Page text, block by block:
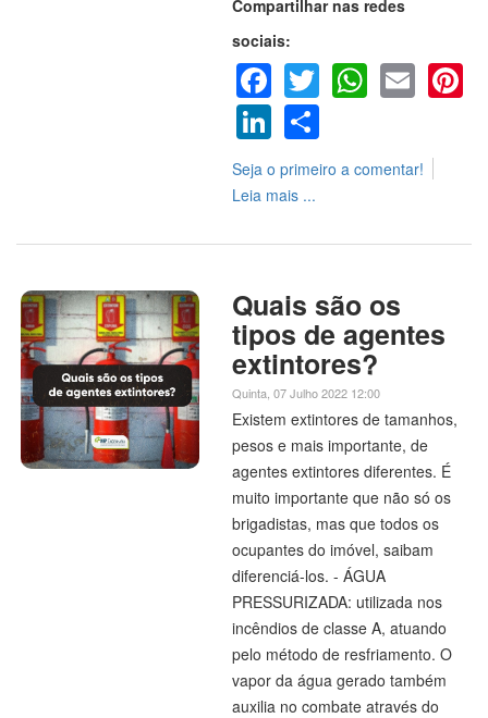
Compartilhar nas redes
sociais:
Facebook
Twitter
LinkedIn
Seja o primeiro a comentar!
Leia mais ...
Quais são os
tipos de agentes
extintores?
Quinta, 07 Julho 2022 12:00
Existem extintores de tamanhos,
pesos e mais importante, de
agentes extintores diferentes. É
muito importante que não só os
brigadistas, mas que todos os
ocupantes do imóvel, saibam
diferenciá-los. - ÁGUA
PRESSURIZADA: utilizada nos
incêndios de classe A, atuando
pelo método de resfriamento. O
vapor da água gerado também
auxilia no combate através do